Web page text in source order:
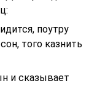
поутру
того казнить
и сказывает